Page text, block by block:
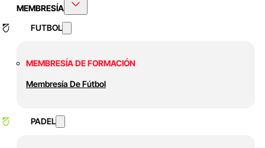
MEMBRESÍA
FUTBOL
MEMBRESÍA DE FORMACIÓN
Membresía De Fútbol
PADEL